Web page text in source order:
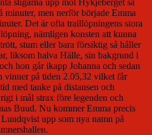
men nerför började Emma
Det är ofta traillöpningens stora
nämligen konsten att kunna
stum eller bara försiktig så håller
liksom halva Hälle, sin bakgrund i
hon går ikapp Johanna och sedan
vinner på tiden 2.05,32 vilket får
med tanke på distansen och
i mål strax före legenden och
Buud. Nu kommer Emma precis
upp som nya namn på